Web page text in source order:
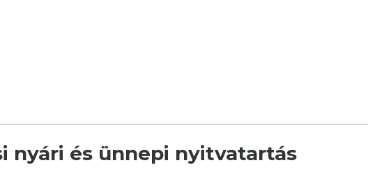
nyári és ünnepi nyitvatartás